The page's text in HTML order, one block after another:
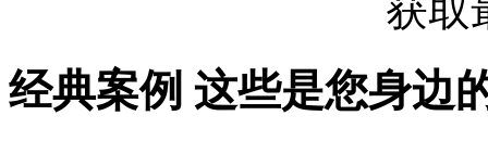
获取
经典案例 这些是您身边